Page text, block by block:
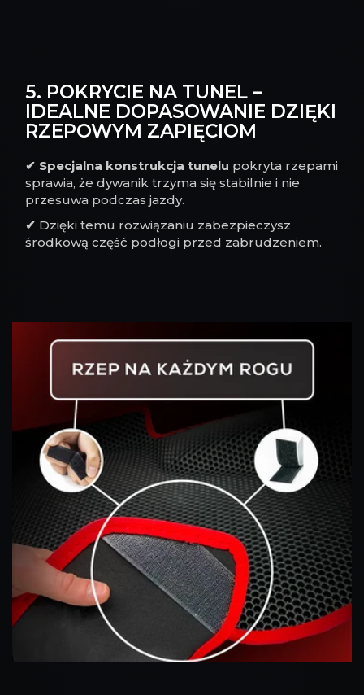
5. POKRYCIE NA TUNEL –
IDEALNE DOPASOWANIE DZIĘKI
RZEPOWYM ZAPIĘCIOM
✔ Specjalna konstrukcja tunelu pokryta rzepami
sprawia, że dywanik trzyma się stabilnie i nie
przesuwa podczas jazdy.
✔ Dzięki temu rozwiązaniu zabezpieczysz
środkową część podłogi przed zabrudzeniem.